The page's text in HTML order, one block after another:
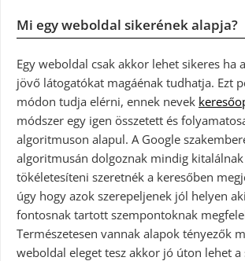
Mi egy weboldal sikerének alapja?
Egy weboldal csak akkor lehet sikeres ha
jövő látogatókat magáénak tudhatja. Ezt
módon tudja elérni, ennek nevek
módszer egy igen összetett és
algoritmuson alapul. A Google
algoritmusán dolgoznak mindig
tökéletesíteni szeretnék a keresőben
úgy hogy azok szerepeljenek jól helyen
fontosnak tartott szempontoknak
Természetesen vannak alapok tényezők
weboldal eleget tesz akkor jó úton lehet a